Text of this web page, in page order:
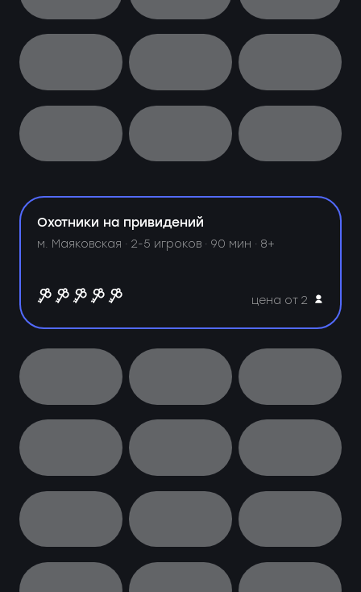
Охотники на привидений
м. Маяковская ·2-5 игроков · 90 мин · 8+
цена от 2